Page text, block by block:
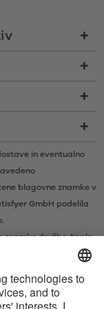
in eventualno
blagovne znamke v
GmbH podelila
znamke družbe Apple
znamki družbe
tillhörande
är varumärken som